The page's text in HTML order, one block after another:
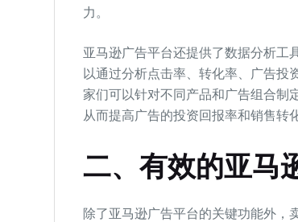
力。
亚马逊广告平台还提供了数据分析工
以通过分析点击率、转化率、广告投
家们可以针对不同产品和广告组合制
从而提高广告的投资回报率和销售转化
二、有效的亚马
除了亚马逊广告平台的关键功能外，